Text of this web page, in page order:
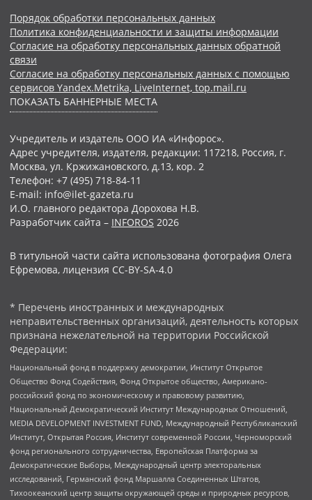
Порядок обработки персональных данных
Политика конфиденциальности и защиты информации
Согласие на обработку персональных данных обратной
связи
Согласие на обработку персональных данных с помощью
сервисов Yandex.Metrika, LiveInternet, top.mail.ru
ПОКАЗАТЬ БАННЕРНЫЕ МЕСТА
Учредитель и издатель ООО ИА «Инфорос».
Адрес учредителя, издателя, редакции: 117218, Россия, г.
Москва, ул. Кржижановского, д.13, кор. 2
Телефон: +7 (495) 718-84-11
E-mail: info@ilet-gazeta.ru
И.О. главного редактора Дорохова Н.В.
Разработчик сайта – INFOROS 2026
В титульной части сайта использована фотография Олега
Ефремова, лицензия CC-BY-SA-4.0
* Перечень иностранных и международных
неправительственных организаций, деятельность которых
признана нежелательной на территории Российской
Федерации:
Национальный фонд в поддержку демократии, Институт Открытое
Общество Фонд Содействия, Фонд Открытое общество, Американо-
российский фонд по экономическому и правовому развитию,
Национальный Демократический Институт Международных Отношений,
MEDIA DEVELOPMENT INVESTMENT FUND, Международный Республиканский
Институт, Открытая Россия, Институт современной России, Черноморский
фонд регионального сотрудничества, Европейская Платформа за
Демократические Выборы, Международный центр электоральных
исследований, Германский фонд Маршалла Соединенных Штатов,
Тихоокеанский центр защиты окружающей среды и природных ресурсов,